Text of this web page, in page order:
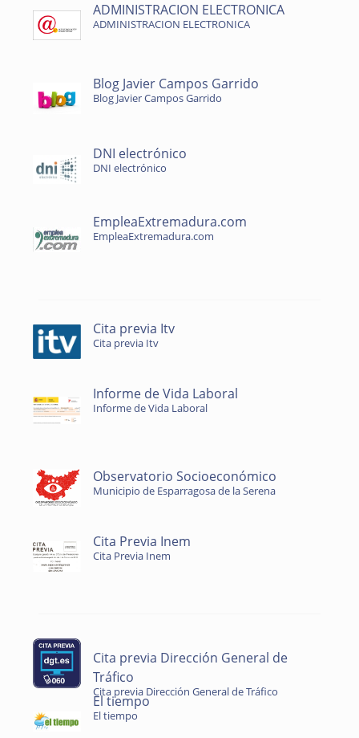
ADMINISTRACION ELECTRONICA
ADMINISTRACION ELECTRONICA
Blog Javier Campos Garrido
Blog Javier Campos Garrido
DNI electrónico
DNI electrónico
EmpleaExtremadura.com
EmpleaExtremadura.com
Cita previa Itv
Cita previa Itv
Informe de Vida Laboral
Informe de Vida Laboral
Observatorio Socioeconómico
Municipio de Esparragosa de la Serena
Cita Previa Inem
Cita Previa Inem
Cita previa Dirección General de
Tráfico
Cita previa Dirección General de Tráfico
El tiempo
El tiempo